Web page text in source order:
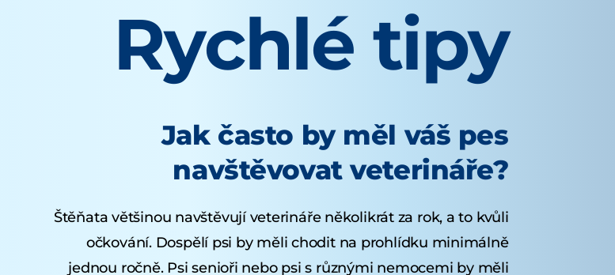
Rychlé tipy
Jak často by měl váš pes
navštěvovat veterináře?
Štěňata většinou navštěvují veterináře několikrát za rok, a to kvůli
očkování. Dospělí psi by měli chodit na prohlídku minimálně
jednou ročně. Psi senioři nebo psi s různými nemocemi by měli